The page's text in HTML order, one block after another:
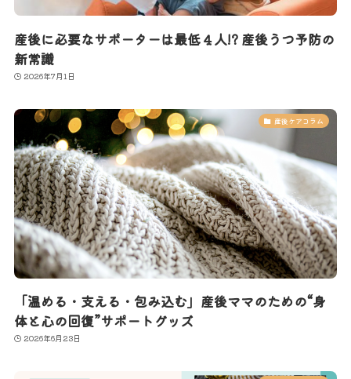
産後に必要なサポーターは最低４人!? 産後うつ予防の
新常識
2026年7月1日
産後ケアコラム
「温める・支える・包み込む」産後ママのための“身
体と心の回復”サポートグッズ
2026年6月23日